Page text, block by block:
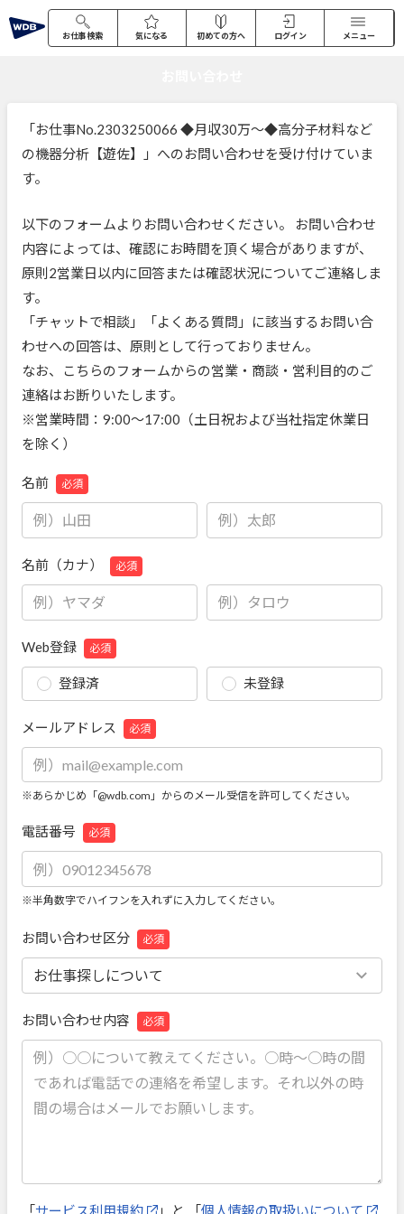
お仕事検索 気になる 初めての方へ ログイン メニュー
「お仕事No.2303250066 ◆月収30万～◆高分子材料など
の機器分析【遊佐】」へのお問い合わせを受け付けていま
す。
以下のフォームよりお問い合わせください。 お問い合わせ
内容によっては、確認にお時間を頂く場合がありますが、
原則2営業日以内に回答または確認状況についてご連絡しま
す。
「チャットで相談」「よくある質問」に該当するお問い合
わせへの回答は、原則として行っておりません。
なお、こちらのフォームからの営業・商談・営利目的のご
連絡はお断りいたします。
※営業時間：9:00～17:00（土日祝および当社指定休業日
を除く）
名前 必須
名前（カナ） 必須
Web登録 必須
登録済 未登録
メールアドレス 必須
※あらかじめ「@wdb.com」からのメール受信を許可してください。
電話番号 必須
※半角数字でハイフンを入れずに入力してください。
お問い合わせ区分 必須
お問い合わせ内容 必須
「サービス利用規約 」と 「個人情報の取扱いについて